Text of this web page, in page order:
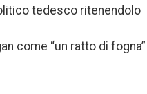
tedesco ritenendolo
come “un ratto di fogna”